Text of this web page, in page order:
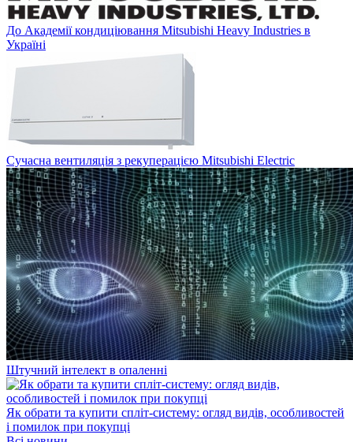
До Академії кондиціювання Mitsubishi Heavy Industries в
Україні
Сучасна вентиляція з рекуперацією Mitsubishi Electric
Штучний інтелект в опаленні
Як обрати та купити спліт-систему: огляд видів, особливостей
і помилок при покупці